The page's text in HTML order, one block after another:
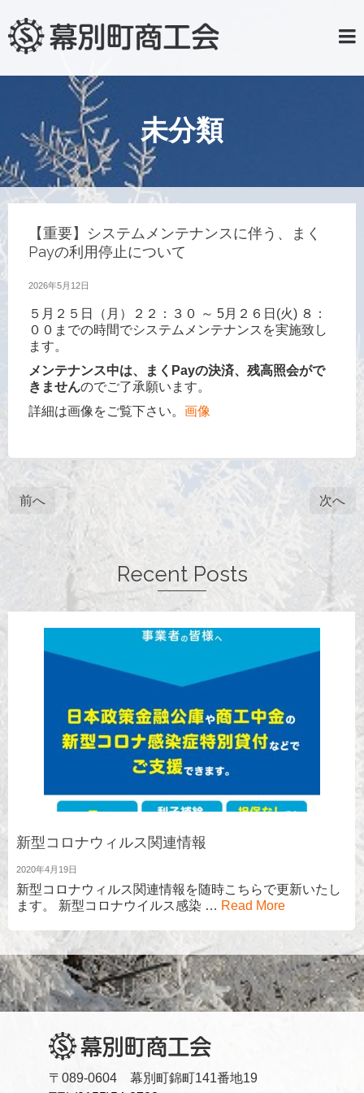
未分類
【重要】システムメンテナンスに伴う、まく
Payの利用停止について
2026年5月12日
５月２５日（月）２２：３０ ～ 5月２６日(火) ８：
００までの時間でシステムメンテナンスを実施致し
ます。
メンテナンス中は、まくPayの決済、残高照会がで
きませんのでご了承願います。
詳細は画像をご覧下さい。 画像
前へ 次へ
Recent Posts
新型コロナウィルス関連情報
2020年4月19日
新型コロナウィルス関連情報を随時こちらで更新いたし
ます。 新型コロナウイルス感染 … Read More
〒089-0604 幕別町錦町141番地19